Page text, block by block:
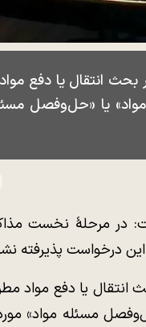
بحث انتقال یا دفع
یا «حل‌وفصل
در مرحلۀ نخست
این درخواست پذیرفته
انتقال یا دفع مواد
مسئله مواد» مورد